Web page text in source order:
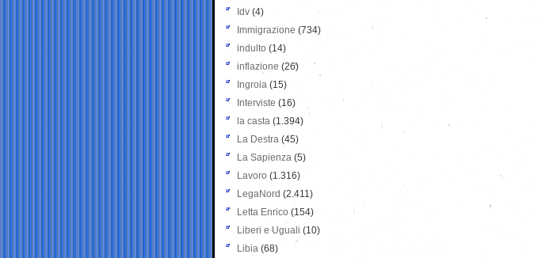
Idv (4)
Immigrazione (734)
indulto (14)
inflazione (26)
Ingroia (15)
Interviste (16)
la casta (1.394)
La Destra (45)
La Sapienza (5)
Lavoro (1.316)
LegaNord (2.411)
Letta Enrico (154)
Liberi e Uguali (10)
Libia (68)